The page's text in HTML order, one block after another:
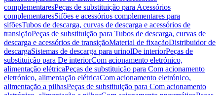
complementaresPeças de substituição para Acessórios
complementaresSifões e acessórios complementares para
sifõesTubos de descarga, curvas de descarga e acessórios de
transiçãoPeças de substituição para Tubos de descarga, curvas de
descarga e acessórios de transiçãoMaterial de fixaçãoDistribuidor de
descargaSistemas de descarga para urinolDe interiorPeças de
substituição para De interiorCom acionamento eletrónico,
alimentação elétricaPeças de substituição para Com acionamento
eletrónico, alimentação elétricaCom acionamento eletrónico,
alimentação a pilhasPeças de substituição para Com acionamento